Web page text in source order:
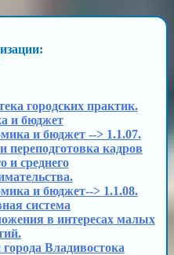
городских практик.
и бюджет
и бюджет --> 1.1.07.
переподготовка кадров
и среднего
и бюджет--> 1.1.08.
система
в интересах малых
Владивостока